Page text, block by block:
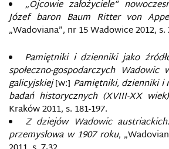
„Ojcowie założyciele“
Józef baron Baum Ritter von
„Wadoviana”, nr 15 Wadowice 2012, s.
Pamiętniki i dzienniki jako
społeczno-gospodarczych
galicyjskiej[w:] Pamiętniki, dzienniki i
badań historycznych (XVIII-XX wiek)
Kraków 2011, s. 181-197.
Z dziejów Wadowic
przemysłowa w 1907 roku,